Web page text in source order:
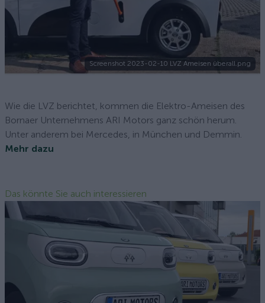
Screenshot 2023-02-10 LVZ Ameisen überall.png
Wie die LVZ berichtet, kommen die Elektro-Ameisen des
Bornaer Unternehmens ARI Motors ganz schön herum.
Unter anderem bei Mercedes, in München und Demmin.
Mehr dazu
Das könnte Sie auch interessieren